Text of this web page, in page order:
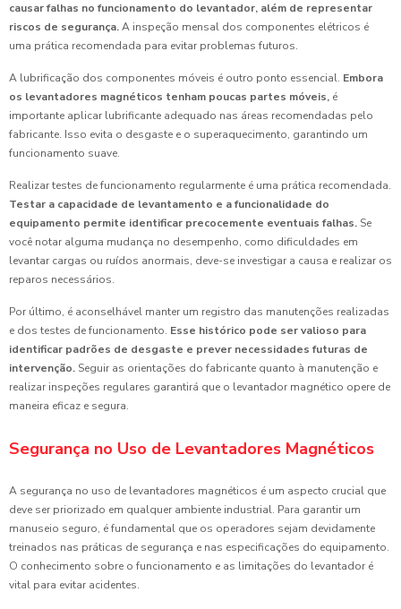
causar falhas no funcionamento do levantador, além de representar
riscos de segurança.A inspeção mensal dos componentes elétricos é
uma prática recomendada para evitar problemas futuros.
A lubrificação dos componentes móveis é outro ponto essencial. Embora
os levantadores magnéticos tenham poucas partes móveis, é
importante aplicar lubrificante adequado nas áreas recomendadas pelo
fabricante. Isso evita o desgaste e o superaquecimento, garantindo um
funcionamento suave.
Realizar testes de funcionamento regularmente é uma prática recomendada.
Testar a capacidade de levantamento e a funcionalidade do
equipamento permite identificar precocemente eventuais falhas. Se
você notar alguma mudança no desempenho, como dificuldades em
levantar cargas ou ruídos anormais, deve-se investigar a causa e realizar os
reparos necessários.
Por último, é aconselhável manter um registro das manutenções realizadas
e dos testes de funcionamento. Esse histórico pode ser valioso para
identificar padrões de desgaste e prever necessidades futuras de
intervenção. Seguir as orientações do fabricante quanto à manutenção e
realizar inspeções regulares garantirá que o levantador magnético opere de
maneira eficaz e segura.
Segurança no Uso de Levantadores Magnéticos
A segurança no uso de levantadores magnéticos é um aspecto crucial que
deve ser priorizado em qualquer ambiente industrial. Para garantir um
manuseio seguro, é fundamental que os operadores sejam devidamente
treinados nas práticas de segurança e nas especificações do equipamento.
O conhecimento sobre o funcionamento e as limitações do levantador é
vital para evitar acidentes.